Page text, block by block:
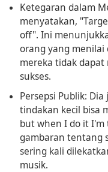
Ketegaran dalam
menyatakan,
off". Ini
orang yang
mereka tidak
sukses.
Persepsi Publik: Dia
tindakan kecil bisa
but when I do it I'm
gambaran tentang
sering kali
musik.